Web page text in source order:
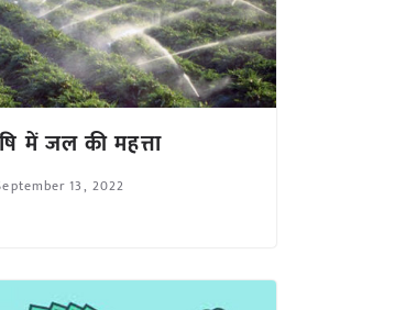
में जल की महत्ता
13, 2022